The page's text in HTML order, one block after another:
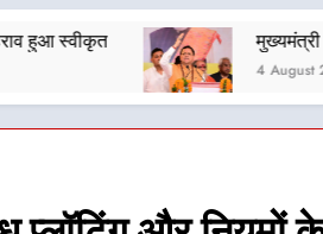
मुख्यमंत्री धामी के प्रयासों से बनबसा रेलवे
धामी के कुशल नेतृत्व में कांवड़ यात्रा में
मुख्यमंत्री धामी के कुशल नेतृत्व में
4 August 2026